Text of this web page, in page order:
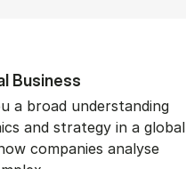
Busi­ness
a broad understanding
and strategy in a global
companies analyse